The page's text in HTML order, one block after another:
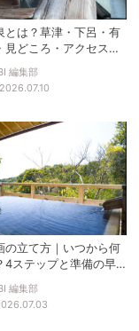
とは？草津・下呂・有
見どころ・アクセスを
編集部
2026.07.10
の立て方｜いつから何
4ステップと準備の早
編集部